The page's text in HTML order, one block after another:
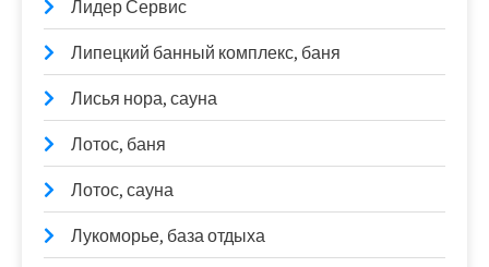
Лидер Сервис
Липецкий банный комплекс, баня
Лисья нора, сауна
Лотос, баня
Лотос, сауна
Лукоморье, база отдыха